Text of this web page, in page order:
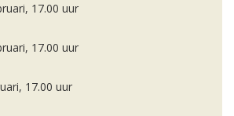
17.00 uur
17.00 uur
17.00 uur